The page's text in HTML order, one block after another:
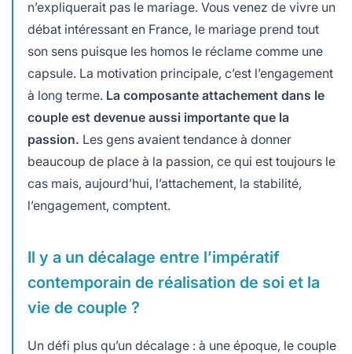
n’expliquerait pas le mariage. Vous venez de vivre un
débat intéressant en France, le mariage prend tout
son sens puisque les homos le réclame comme une
capsule. La motivation principale, c’est l’engagement
à long terme. La composante attachement dans le
couple est devenue aussi importante que la
passion. Les gens avaient tendance à donner
beaucoup de place à la passion, ce qui est toujours le
cas mais, aujourd’hui, l’attachement, la stabilité,
l’engagement, comptent.
Il y a un décalage entre l’impératif
contemporain de réalisation de soi et la
vie de couple ?
Un défi plus qu’un décalage : à une époque, le couple